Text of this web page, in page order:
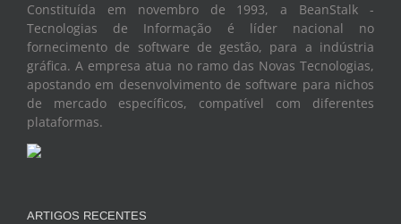
Constituída em novembro de 1993, a BeanStalk -
Tecnologias de Informação é líder nacional no
fornecimento de software de gestão, para a indústria
gráfica. A empresa atua no ramo das Novas Tecnologias,
apostando em desenvolvimento de software para nichos
de mercado específicos, compatível com diferentes
plataformas.
ARTIGOS RECENTES